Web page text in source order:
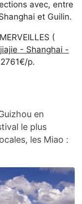
avec, entre
et Guilin.
(
- Shanghai -
p.
en
le plus
les Miao :